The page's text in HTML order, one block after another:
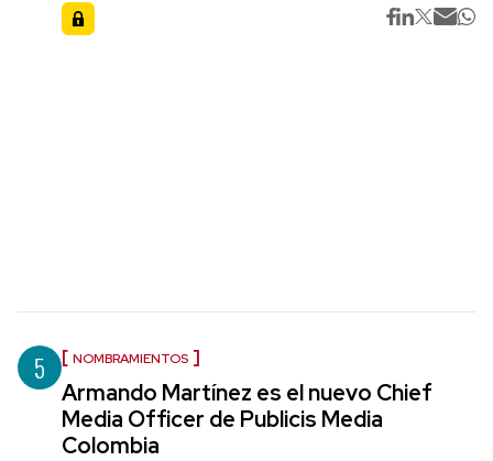
5 NOMBRAMIENTOS
Armando Martínez es el nuevo Chief
Media Officer de Publicis Media
Colombia